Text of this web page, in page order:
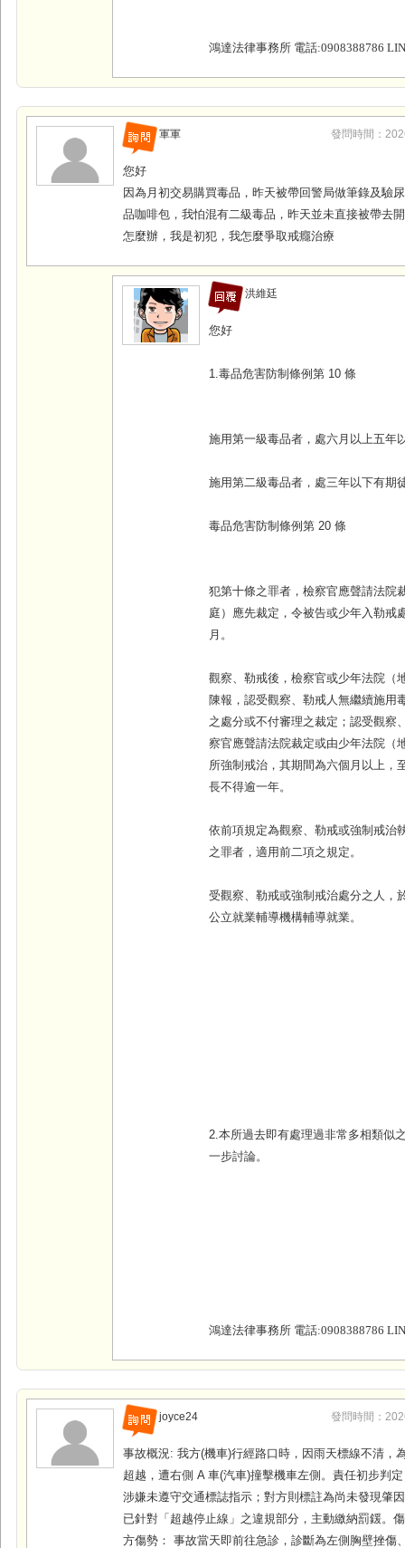
鴻達法律事務所 電話:0908388786
軍軍 發問時間：
您好
因為月初交易購買毒品，昨天被帶回警局做筆錄及驗
品咖啡包，我怕混有二級毒品，昨天並未直接被帶去
怎麼辦，我是初犯，我怎麼爭取戒癮治療
洪維廷
您好
1.毒品危害防制條例第 10 條
施用第一級毒品者，處六月以上五年
施用第二級毒品者，處三年以下有期
毒品危害防制條例第 20 條
犯第十條之罪者，檢察官應聲請法院
庭）應先裁定，令被告或少年入勒戒
月。
觀察、勒戒後，檢察官或少年法院（
陳報，認受觀察、勒戒人無繼續施用
之處分或不付審理之裁定；認受觀察
察官應聲請法院裁定或由少年法院（
所強制戒治，其期間為六個月以上，
長不得逾一年。
依前項規定為觀察、勒戒或強制戒治
之罪者，適用前二項之規定。
受觀察、勒戒或強制戒治處分之人，
公立就業輔導機構輔導就業。
2.本所過去即有處理過非常多相類似
一步討論。
鴻達法律事務所 電話:0908388786
joyce24 發問時間：
事故概況: 我方(機車)行經路口時，因雨天標線不清，
超越，遭右側 A 車(汽車)撞擊機車左側。責任初步判
涉嫌未遵守交通標誌指示；對方則標註為尚未發現肇
已針對「超越停止線」之違規部分，主動繳納罰鍰。
方傷勢： 事故當天即前往急診，診斷為左側胸壁挫傷